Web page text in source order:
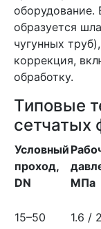
оборудование.
образуется
чугунных
коррекция,
обработку.
Типовые
сетчатых
Условный
проход,
DN
МПа
15–50 1.6 /